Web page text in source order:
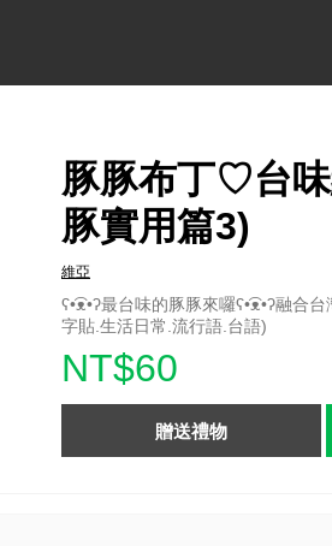
豚豚布丁♡台
豚實用篇3)
維亞
ʕ•͡ᴥ•ʔ最台味的豚豚來囉ʕ•͡ᴥ•ʔ融合
字貼.生活日常.流行語.台語)
NT$60
贈送禮物